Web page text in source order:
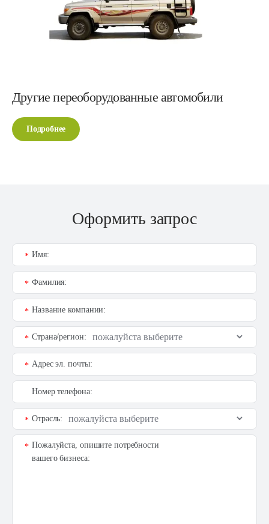
Другие переоборудованные автомобили
Подробнее
Оформить запрос
Имя:
*
Фамилия:
*
Название компании:
*
Страна/регион:
*
Адрес эл. почты:
*
Номер телефона:
Отрасль:
*
Пожалуйста, опишите потребности
вашего бизнеса:
*